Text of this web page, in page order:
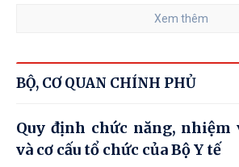
Xem thêm
BỘ, CƠ QUAN CHÍNH PHỦ
Quy định chức năng, nhiệm
và cơ cấu tổ chức của Bộ Y tế